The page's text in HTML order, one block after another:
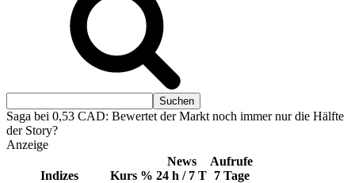
Saga bei 0,53 CAD: Bewertet der Markt noch immer nur die Hälfte
der Story?
Anzeige
Indizes Kurs %
News
24 h / 7 T
Aufrufe
7 Tage